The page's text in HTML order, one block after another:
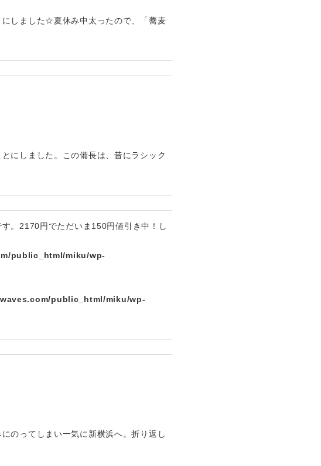
しました☆夏休み中太ったので、「蕎麦
にしました。この備長は、昔にラシック
。2170円でただいま150円値引き中！し
public_html/miku/wp-
public_html/miku/wp-
のってしまい一気に新横浜へ。折り返し